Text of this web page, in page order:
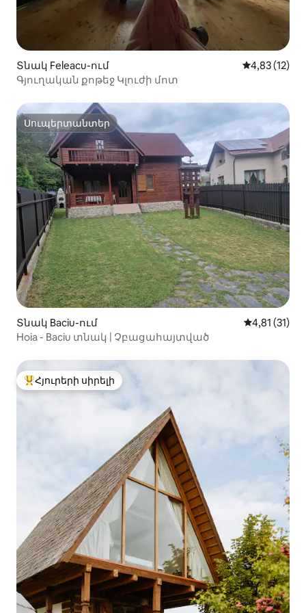
Տնակ Feleacu-ում Միջին
4,83 (12)
Գյուղական քոթեջ Կլուժի մոտ
Սուպերտանտեր
Սուպերտանտեր
Տնակ Baciu-ում Միջին
4,81 (31)
Hoia - Baciu տնակ | Չբացահայտված
Հյուրերի սիրելի լավագույն տները
Հյուրերի սիրելի